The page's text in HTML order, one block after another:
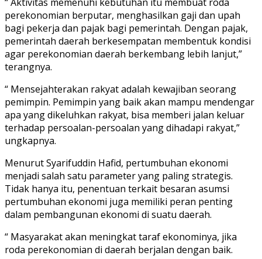
perekonomian berputar, menghasilkan gaji dan upah
bagi pekerja dan pajak bagi pemerintah. Dengan pajak,
pemerintah daerah berkesempatan membentuk kondisi
agar perekonomian daerah berkembang lebih lanjut,”
terangnya.
“ Mensejahterakan rakyat adalah kewajiban seorang
pemimpin. Pemimpin yang baik akan mampu mendengar
apa yang dikeluhkan rakyat, bisa memberi jalan keluar
terhadap persoalan-persoalan yang dihadapi rakyat,”
ungkapnya.
Menurut Syarifuddin Hafid, pertumbuhan ekonomi
menjadi salah satu parameter yang paling strategis.
Tidak hanya itu, penentuan terkait besaran asumsi
pertumbuhan ekonomi juga memiliki peran penting
dalam pembangunan ekonomi di suatu daerah.
“ Masyarakat akan meningkat taraf ekonominya, jika
roda perekonomian di daerah berjalan dengan baik.